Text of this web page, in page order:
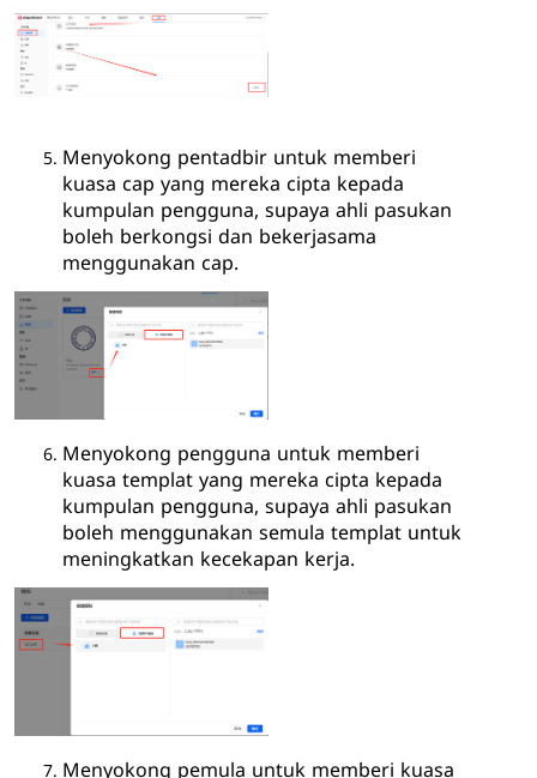
Menyokong pentadbir untuk memberi
kuasa cap yang mereka cipta kepada
kumpulan pengguna, supaya ahli pasukan
boleh berkongsi dan bekerjasama
menggunakan cap.
Menyokong pengguna untuk memberi
kuasa templat yang mereka cipta kepada
kumpulan pengguna, supaya ahli pasukan
boleh menggunakan semula templat untuk
meningkatkan kecekapan kerja.
Menyokong pemula untuk memberi kuasa